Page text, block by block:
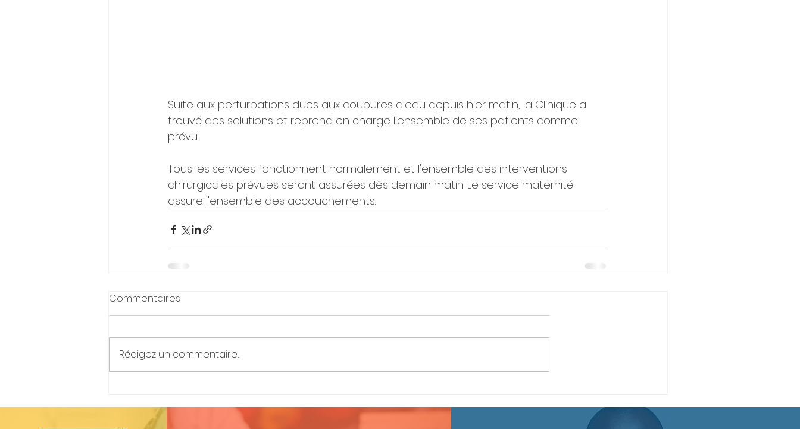
Suite aux perturbations dues aux coupures d'eau depuis hier matin, la Clinique a
trouvé des solutions et reprend en charge l'ensemble de ses patients comme
prévu.
Tous les services fonctionnent normalement et l'ensemble des interventions
chirurgicales prévues seront assurées dès demain matin. Le service maternité
assure l'ensemble des accouchements.
Commentaires
Rédigez un commentaire...